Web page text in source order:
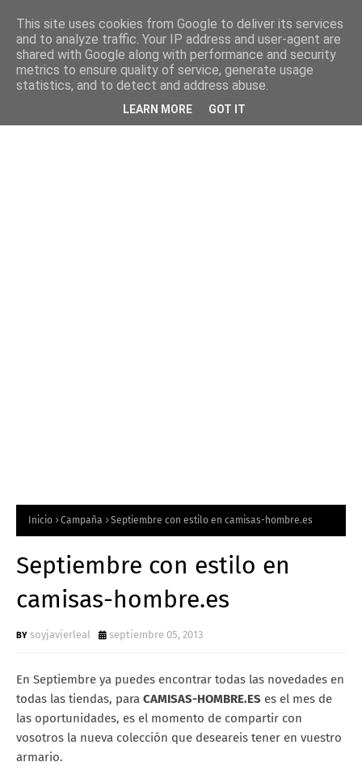
Inicio Campaña Septiembre con estilo en camisas-hombre.es
Septiembre con estilo en
camisas-hombre.es
soyjavierleal septiembre 05, 2013
En Septiembre ya puedes encontrar todas las novedades en
todas las tiendas, para CAMISAS-HOMBRE.ES es el mes de
las oportunidades, es el momento de compartir con
vosotros la nueva colección que deseareis tener en vuestro
armario.
This site uses cookies from Google to deliver its services
and to analyze traffic. Your IP address and user-agent are
shared with Google along with performance and security
metrics to ensure quality of service, generate usage
statistics, and to detect and address abuse.
LEARN MORE GOT IT